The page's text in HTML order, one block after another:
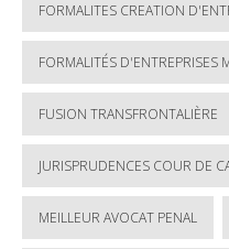
FORMALITES CREATION
FORMALITÉS D'ENTREPRISES
FUSION TRANSFRONTALIÈRE
JURISPRUDENCES COUR DE
MEILLEUR AVOCAT PENAL